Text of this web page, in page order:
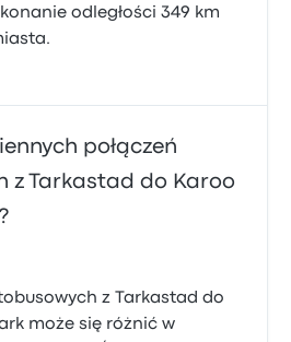
odległości 349 km
połączeń
z Tarkastad do Karoo
z Tarkastad do
może się różnić w